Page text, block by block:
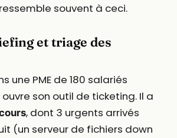
souvent à ceci.
et triage des
une PME de 180 salariés
son outil de ticketing. Il a
, dont 3 urgents arrivés
(un serveur de fichiers down